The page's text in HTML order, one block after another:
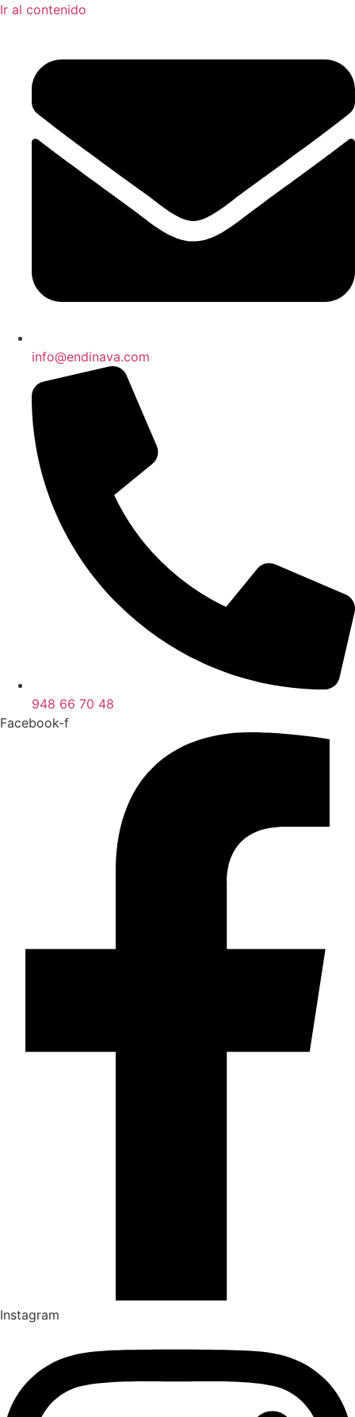
Ir al contenido
info@endinava.com
948 66 70 48
Facebook-f
Instagram